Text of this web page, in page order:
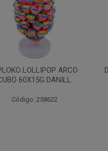
LOLLIPOP DINO
60X15G DANILLA
Código: 258623